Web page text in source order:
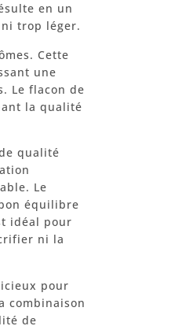
en un
trop léger.
Cette
une
Le flacon de
la qualité
qualité
Le
équilibre
idéal pour
ni la
pour
combinaison
de